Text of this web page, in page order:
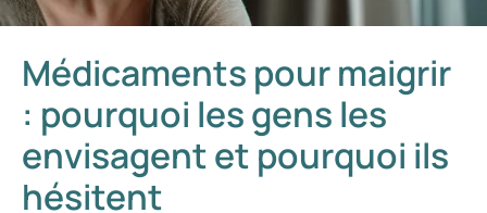
Médicaments pour maigrir
: pourquoi les gens les
envisagent et pourquoi ils
hésitent